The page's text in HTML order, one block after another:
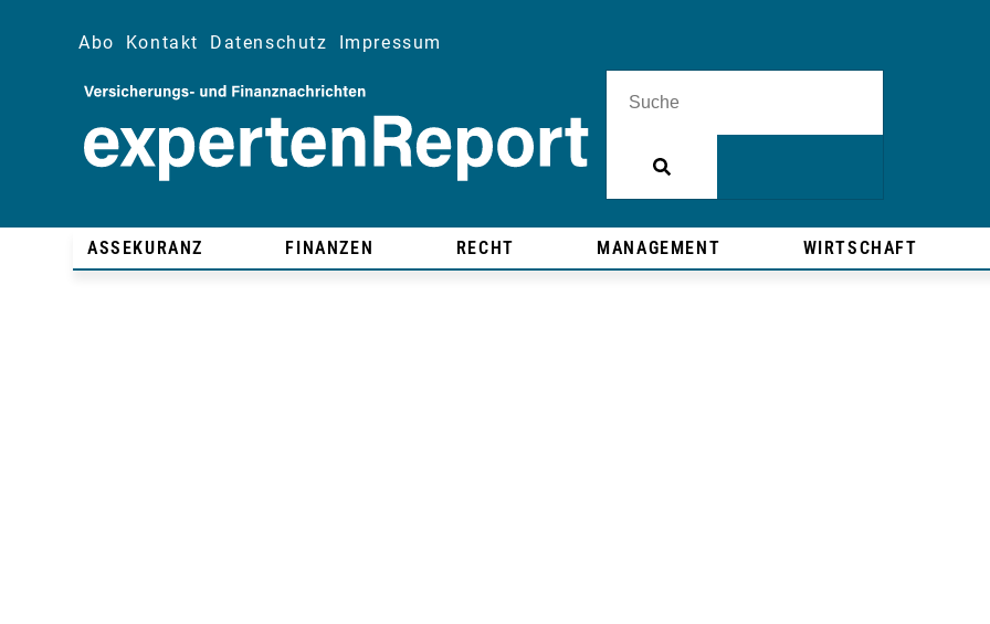
Abo Kontakt Datenschutz Impressum
ASSEKURANZ FINANZEN RECHT MANAGEMENT WIRTSCHAFT